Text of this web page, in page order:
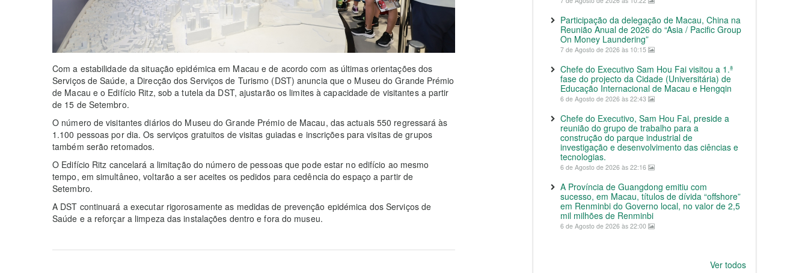
Com a estabilidade da situação epidémica em Macau e de acordo com as últimas orientações dos
Serviços de Saúde, a Direcção dos Serviços de Turismo (DST) anuncia que o Museu do Grande Prémio
de Macau e o Edifício Ritz, sob a tutela da DST, ajustarão os limites à capacidade de visitantes a partir
de 15 de Setembro.
O número de visitantes diários do Museu do Grande Prémio de Macau, das actuais 550 regressará às
1.100 pessoas por dia. Os serviços gratuitos de visitas guiadas e inscrições para visitas de grupos
também serão retomados.
O Edifício Ritz cancelará a limitação do número de pessoas que pode estar no edifício ao mesmo
tempo, em simultâneo, voltarão a ser aceites os pedidos para cedência do espaço a partir de
Setembro.
A DST continuará a executar rigorosamente as medidas de prevenção epidémica dos Serviços de
Saúde e a reforçar a limpeza das instalações dentro e fora do museu.
Participação da delegação de Macau, China na
Reunião Anual de 2026 do “Asia / Pacific Group
On Money Laundering”
7 de Agosto de 2026 às 10:15
Chefe do Executivo Sam Hou Fai visitou a 1.ª
fase do projecto da Cidade (Universitária) de
Educação Internacional de Macau e Hengqin
6 de Agosto de 2026 às 22:43
Chefe do Executivo, Sam Hou Fai, preside a
reunião do grupo de trabalho para a
construção do parque industrial de
investigação e desenvolvimento das ciências e
tecnologias.
6 de Agosto de 2026 às 22:16
A Província de Guangdong emitiu com
sucesso, em Macau, títulos de dívida “offshore”
em Renminbi do Governo local, no valor de 2,5
mil milhões de Renminbi
6 de Agosto de 2026 às 22:00
Ver todos